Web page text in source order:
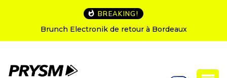
BREAKING!
L’Amnesia Ibiza fête ses 50 ans : le programme des
soirées d’ouverture